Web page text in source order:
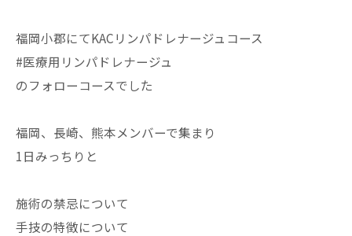
福岡小郡にてKACリンパドレナージュコース
#医療用リンパドレナージュ
のフォローコースでした
福岡、長崎、熊本メンバーで集まり
1日みっちりと
施術の禁忌について
手技の特徴について